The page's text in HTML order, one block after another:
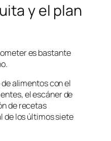
y el plan
es bastante
alimentos con el
el escáner de
de recetas
de los últimos siete